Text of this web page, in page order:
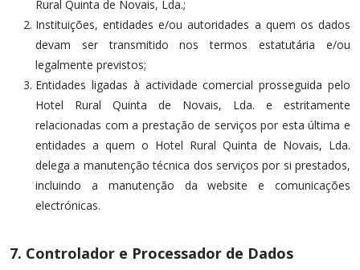
Rural Quinta de Novais, Lda.;
Instituições, entidades e/ou autoridades a quem os dados
devam ser transmitido nos termos estatutária e/ou
legalmente previstos;
Entidades ligadas à actividade comercial prosseguida pelo
Hotel Rural Quinta de Novais, Lda. e estritamente
relacionadas com a prestação de serviços por esta última e
entidades a quem o Hotel Rural Quinta de Novais, Lda.
delega a manutenção técnica dos serviços por si prestados,
incluindo a manutenção da website e comunicações
electrónicas.
7. Controlador e Processador de Dados